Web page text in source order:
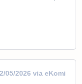
05/2026 via eKomi